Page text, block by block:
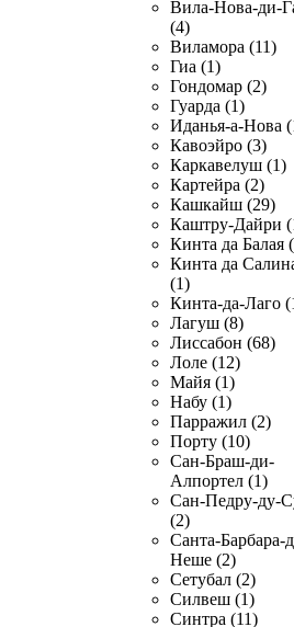
Вила-Нова-ди-
(4)
Виламора (11)
Гиа (1)
Гондомар (2)
Гуарда (1)
Иданья-а-Нова
Кавоэйро (3)
Каркавелуш (1)
Картейра (2)
Кашкайш (29)
Каштру-Дайри
Кинта да Балая
Кинта да
(1)
Кинта-да-Лаго
Лагуш (8)
Лиссабон (68)
Лоле (12)
Майя (1)
Набу (1)
Парражил (2)
Порту (10)
Сан-Браш-ди-
Алпортел (1)
Сан-Педру-ду-
(2)
Санта-Барбара-
Неше (2)
Сетубал (2)
Силвеш (1)
Синтра (11)